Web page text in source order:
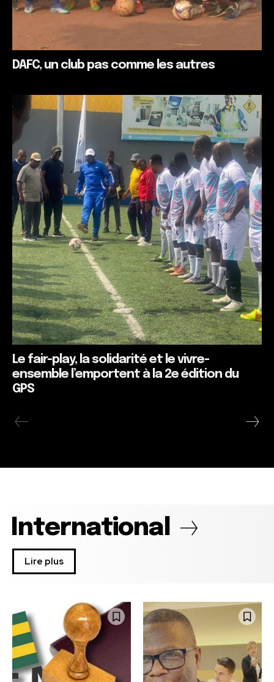
DAFC, un club pas comme les autres
Le fair-play, la solidarité et le vivre-
ensemble l’emportent à la 2e édition du
GPS
International
Lire plus